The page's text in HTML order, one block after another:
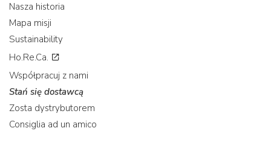
Nasza historia
Mapa misji
Sustainability
Ho.Re.Ca.
Współpracuj z nami
Stań się dostawcą
Zosta dystrybutorem
Consiglia ad un amico